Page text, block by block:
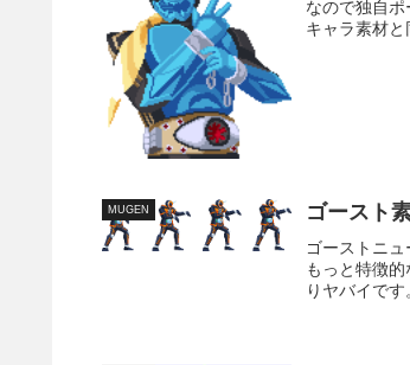
なので独自
キャラ素材
MUGEN ゴースト
ゴーストニ
もっと特徴
りヤバイで